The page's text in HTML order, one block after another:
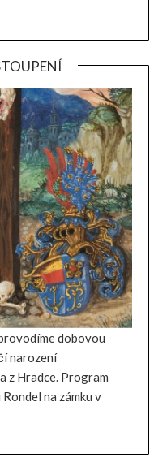
dobovou
narození
z Hradce. Program
na zámku v